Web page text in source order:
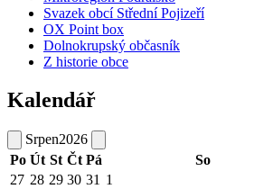
Svazek obcí Střední Pojizeří
OX Point box
Dolnokrupský občasník
Z historie obce
Kalendář
Srpen2026
Po Út St Čt Pá So
27 28 29 30 31 1